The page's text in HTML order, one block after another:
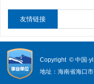
友情链接
Copyright © 中国
地址：海南省海口